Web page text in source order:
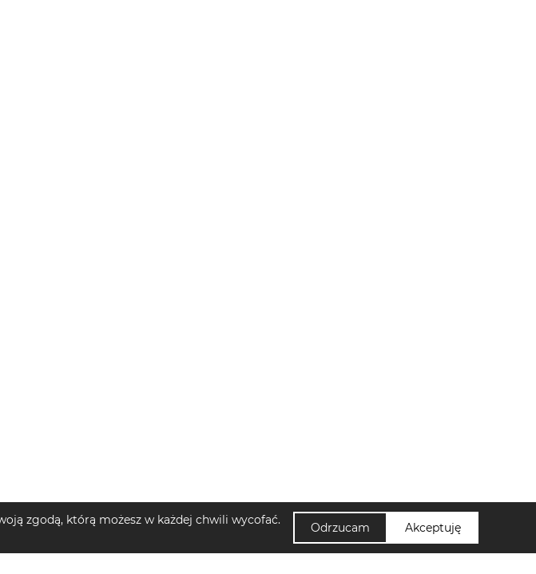
zgodą, którą możesz w każdej chwili wycofać.
Odrzucam Akceptuję